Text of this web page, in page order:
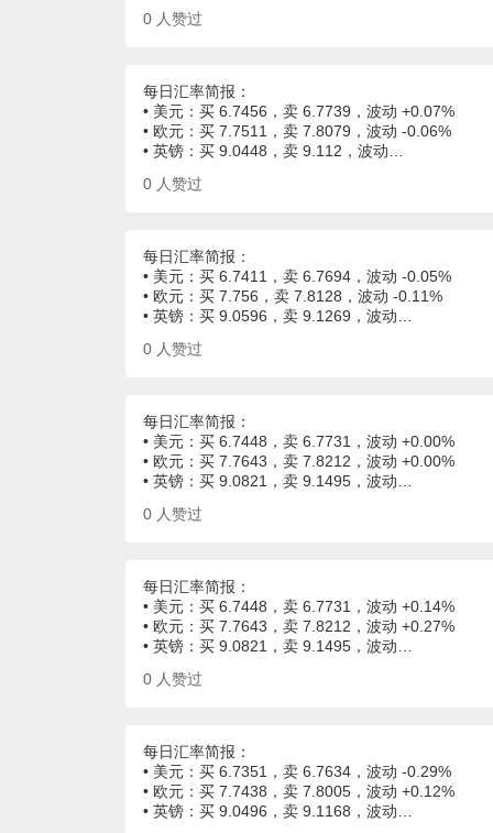
0 人赞过
每日汇率简报：
• 美元：买 6.7456，卖 6.7739，波动 +0.07%
• 欧元：买 7.7511，卖 7.8079，波动 -0.06%
• 英镑：买 9.0448，卖 9.112，波动…
0 人赞过
每日汇率简报：
• 美元：买 6.7411，卖 6.7694，波动 -0.05%
• 欧元：买 7.756，卖 7.8128，波动 -0.11%
• 英镑：买 9.0596，卖 9.1269，波动…
0 人赞过
每日汇率简报：
• 美元：买 6.7448，卖 6.7731，波动 +0.00%
• 欧元：买 7.7643，卖 7.8212，波动 +0.00%
• 英镑：买 9.0821，卖 9.1495，波动…
0 人赞过
每日汇率简报：
• 美元：买 6.7448，卖 6.7731，波动 +0.14%
• 欧元：买 7.7643，卖 7.8212，波动 +0.27%
• 英镑：买 9.0821，卖 9.1495，波动…
0 人赞过
每日汇率简报：
• 美元：买 6.7351，卖 6.7634，波动 -0.29%
• 欧元：买 7.7438，卖 7.8005，波动 +0.12%
• 英镑：买 9.0496，卖 9.1168，波动…